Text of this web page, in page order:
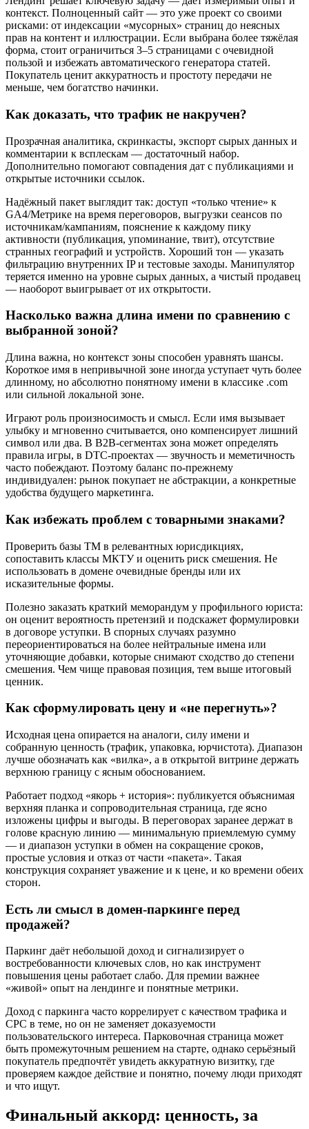
контекст. Полноценный сайт — это уже проект со своими
рисками: от индексации «мусорных» страниц до неясных
прав на контент и иллюстрации. Если выбрана более тяжёлая
форма, стоит ограничиться 3–5 страницами с очевидной
пользой и избежать автоматического генератора статей.
Покупатель ценит аккуратность и простоту передачи не
меньше, чем богатство начинки.
Как доказать, что трафик не накручен?
Прозрачная аналитика, скринкасты, экспорт сырых данных и
комментарии к всплескам — достаточный набор.
Дополнительно помогают совпадения дат с публикациями и
открытые источники ссылок.
Надёжный пакет выглядит так: доступ «только чтение» к
GA4/Метрике на время переговоров, выгрузки сеансов по
источникам/кампаниям, пояснение к каждому пику
активности (публикация, упоминание, твит), отсутствие
странных географий и устройств. Хороший тон — указать
фильтрацию внутренних IP и тестовые заходы. Манипулятор
теряется именно на уровне сырых данных, а чистый продавец
— наоборот выигрывает от их открытости.
Насколько важна длина имени по сравнению с
выбранной зоной?
Длина важна, но контекст зоны способен уравнять шансы.
Короткое имя в непривычной зоне иногда уступает чуть более
длинному, но абсолютно понятному имени в классике .com
или сильной локальной зоне.
Играют роль произносимость и смысл. Если имя вызывает
улыбку и мгновенно считывается, оно компенсирует лишний
символ или два. В B2B-сегментах зона может определять
правила игры, в DTC-проектах — звучность и меметичность
часто побеждают. Поэтому баланс по-прежнему
индивидуален: рынок покупает не абстракции, а конкретные
удобства будущего маркетинга.
Как избежать проблем с товарными знаками?
Проверить базы ТМ в релевантных юрисдикциях,
сопоставить классы МКТУ и оценить риск смешения. Не
использовать в домене очевидные бренды или их
исказительные формы.
Полезно заказать краткий меморандум у профильного юриста:
он оценит вероятность претензий и подскажет формулировки
в договоре уступки. В спорных случаях разумно
переориентироваться на более нейтральные имена или
уточняющие добавки, которые снимают сходство до степени
смешения. Чем чище правовая позиция, тем выше итоговый
ценник.
Как сформулировать цену и «не перегнуть»?
Исходная цена опирается на аналоги, силу имени и
собранную ценность (трафик, упаковка, юрчистота). Диапазон
лучше обозначать как «вилка», а в открытой витрине держать
верхнюю границу с ясным обоснованием.
Работает подход «якорь + история»: публикуется объяснимая
верхняя планка и сопроводительная страница, где ясно
изложены цифры и выгоды. В переговорах заранее держат в
голове красную линию — минимальную приемлемую сумму
— и диапазон уступки в обмен на сокращение сроков,
простые условия и отказ от части «пакета». Такая
конструкция сохраняет уважение и к цене, и ко времени обеих
сторон.
Есть ли смысл в домен-паркинге перед
продажей?
Паркинг даёт небольшой доход и сигнализирует о
востребованности ключевых слов, но как инструмент
повышения цены работает слабо. Для премии важнее
«живой» опыт на лендинге и понятные метрики.
Доход с паркинга часто коррелирует с качеством трафика и
CPC в теме, но он не заменяет доказуемости
пользовательского интереса. Парковочная страница может
быть промежуточным решением на старте, однако серьёзный
покупатель предпочтёт увидеть аккуратную визитку, где
проверяем каждое действие и понятно, почему люди приходят
и что ищут.
Финальный аккорд: ценность, за